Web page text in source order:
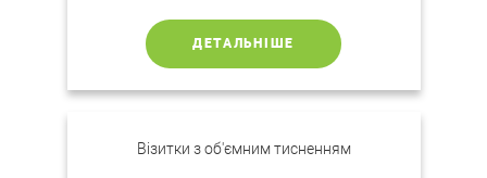
ДЕТАЛЬНІШЕ
Візитки з об'ємним тисненням